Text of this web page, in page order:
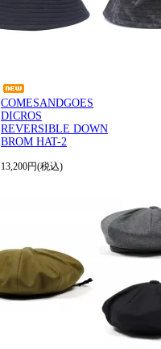
COMESANDGOES
DICROS
REVERSIBLE DOWN
BROM HAT-2
13,200円(税込)